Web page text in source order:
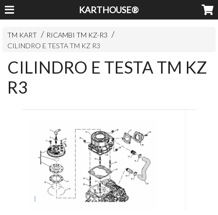
KARTHOUSE®
TM KART
RICAMBI TM KZ-R3
CILINDRO E TESTA TM KZ R3
CILINDRO E TESTA TM KZ
R3